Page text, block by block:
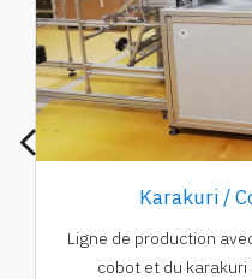
Karakuri /
Ligne de production
cobot et du